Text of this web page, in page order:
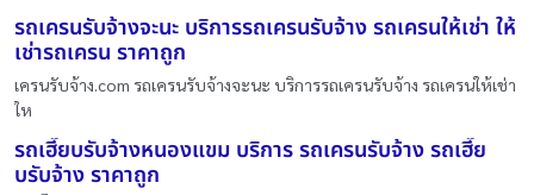
รถเครนรับจ้างจะนะ บริการรถเครนรับจ้าง รถเครนให้เช่า ให้
เช่ารถเครน ราคาถูก
เครนรับจ้าง.com รถเครนรับจ้างจะนะ บริการรถเครนรับจ้าง รถเครนให้เช่า
ให
รถเฮี๊ยบรับจ้างหนองแขม บริการ รถเครนรับจ้าง รถเฮี๊ย
บรับจ้าง ราคาถูก